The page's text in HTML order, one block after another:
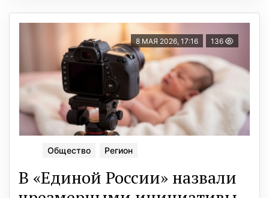
8 МАЯ 2026, 17:16 136
Общество Регион
В «Единой России» назвали